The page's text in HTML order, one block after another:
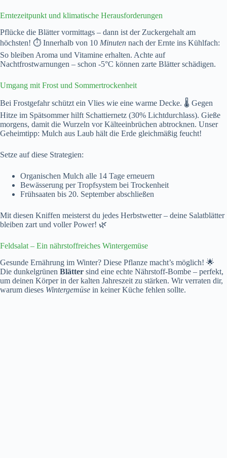
Erntezeitpunkt und klimatische Herausforderungen
Pflücke die Blätter vormittags – dann ist der Zuckergehalt am
höchsten! ⏱️ Innerhalb von 10 Minuten nach der Ernte ins Kühlfach:
So bleiben Aroma und Vitamine erhalten. Achte auf
Nachtfrostwarnungen – schon -5°C können zarte Blätter schädigen.
Umgang mit Frost und Sommertrockenheit
Bei Frostgefahr schützt ein Vlies wie eine warme Decke. 🌡️ Gegen
Hitze im Spätsommer hilft Schattiernetz (30% Lichtdurchlass). Gieße
morgens, damit die Wurzeln vor Kälteeinbrüchen abtrocknen. Unser
Geheimtipp: Mulch aus Laub hält die Erde gleichmäßig feucht!
Setze auf diese Strategien:
Organischen Mulch alle 14 Tage erneuern
Bewässerung per Tropfsystem bei Trockenheit
Frühsaaten bis 20. September abschließen
Mit diesen Kniffen meisterst du jedes Herbstwetter – deine Salatblätter
bleiben zart und voller Power! 🌿
Feldsalat – Ein nährstoffreiches Wintergemüse
Gesunde Ernährung im Winter? Diese Pflanze macht’s möglich! 🌟
Die dunkelgrünen Blätter sind eine echte Nährstoff-Bombe – perfekt,
um deinen Körper in der kalten Jahreszeit zu stärken. Wir verraten dir,
warum dieses Wintergemüse in keiner Küche fehlen sollte.